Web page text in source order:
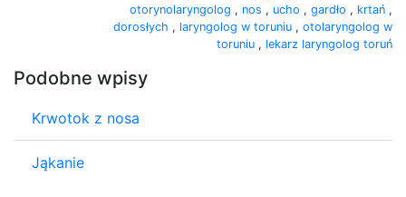
otorynolaryngolog , nos , ucho , gardło , krtań ,
dorosłych , laryngolog w toruniu , otolaryngolog w
toruniu , lekarz laryngolog toruń
Podobne wpisy
Krwotok z nosa
Jąkanie